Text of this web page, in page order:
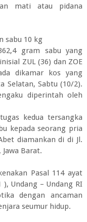
mati atau pidana
sabu 10 kg
gram sabu yang
ZUL (36) dan ZOE
dikamar kos yang
Selatan, Sabtu (10/2).
diperintah oleh
kedua tersangka
kepada seorang pria
diamankan di di Jl.
Barat.
Pasal 114 ayat
), Undang – Undang RI
dengan ancaman
seumur hidup.